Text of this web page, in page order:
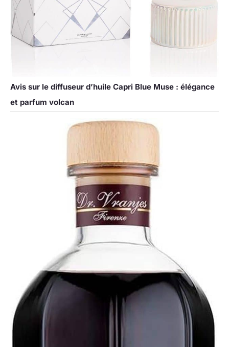
Avis sur le diffuseur d’huile Capri Blue Muse : élégance
et parfum volcan